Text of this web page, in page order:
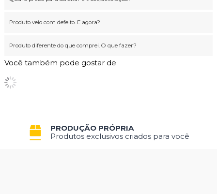
Produto veio com defeito. E agora?
Produto diferente do que comprei. O que fazer?
Você também pode gostar de
PRODUÇÃO PRÓPRIA
Produtos exclusivos criados para você